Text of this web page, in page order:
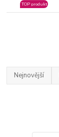
TOP produkt
Nejnovější